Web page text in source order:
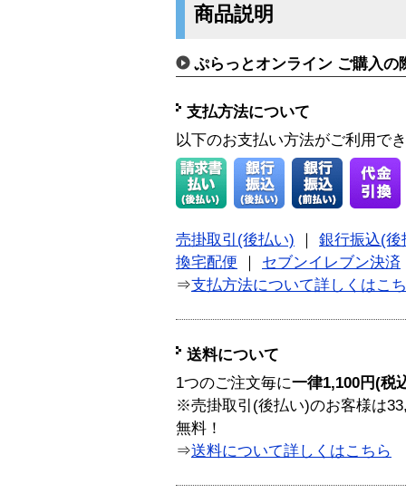
商品説明
ぷらっとオンライン ご購入の
支払方法について
以下のお支払い方法がご利用で
売掛取引(後払い)
銀行振込(後
換宅配便
セブンイレブン決済
⇒支払方法について詳しくはこ
送料について
1つのご注文毎に一律1,100円(税
※売掛取引(後払い)のお客様は
無料！
⇒送料について詳しくはこちら